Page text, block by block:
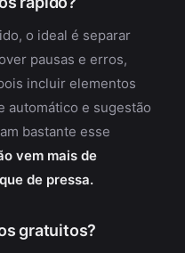
o ideal é separar
pausas e erros,
incluir elementos
automático e sugestão
bastante esse
vem mais de
de pressa.
gratuitos?